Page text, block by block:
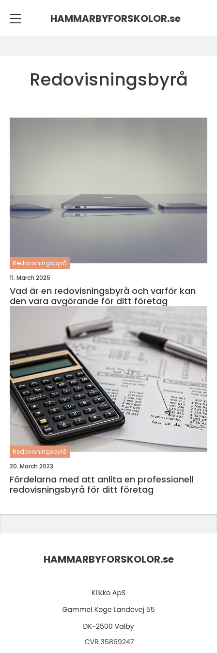
HAMMARBYFORSKOLOR.se
Redovisningsbyrå
Redovisningsbyrå
11. March 2025
Vad är en redovisningsbyrå och varför kan
den vara avgörande för ditt företag
Redovisningsbyrå
20. March 2023
Fördelarna med att anlita en professionell
redovisningsbyrå för ditt företag
HAMMARBYFORSKOLOR.se